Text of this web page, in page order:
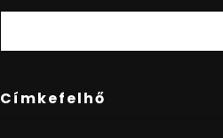
Címkefelhő